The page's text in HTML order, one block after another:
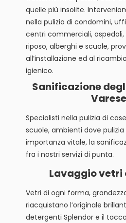
quelle più insolite.
nella pulizia di condomini,
centri commerciali,
riposo, alberghi e scuole,
all’installazione ed al
igienico.
Sanificazione
Varese
Specialisti nella pulizia di
scuole, ambienti dove pulizia
importanza vitale, la
fra i nostri servizi di punta.
Lavaggio vetri
Vetri di ogni forma,
riacquistano l’originale
detergenti Splendor e il